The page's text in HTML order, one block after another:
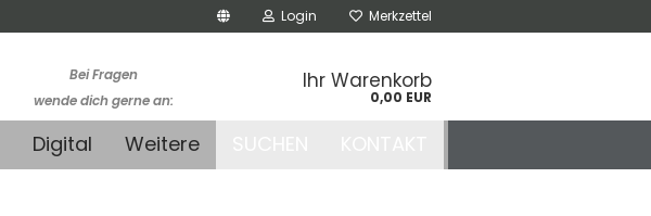
Login Merkzettel
Bei Fragen
wende dich gerne an:
kontakt@stoffmonk.de
-Kein telefonischer
Ihr Warenkorb
0,00 EUR
Digital Weitere